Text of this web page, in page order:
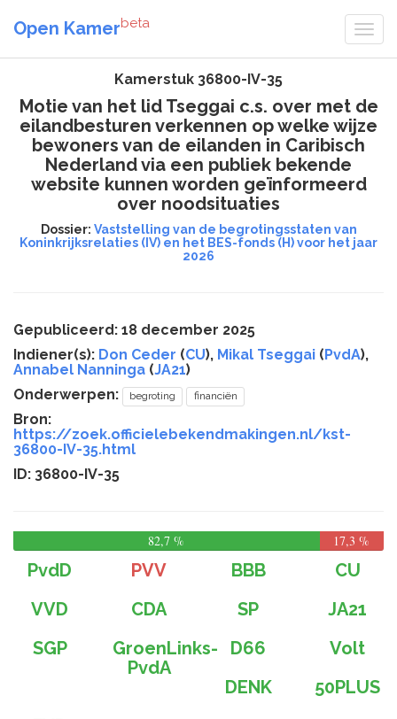
Open Kamerbeta
Kamerstuk 36800-IV-35
Motie van het lid Tseggai c.s. over met de
eilandbesturen verkennen op welke wijze
bewoners van de eilanden in Caribisch
Nederland via een publiek bekende
website kunnen worden geïnformeerd
over noodsituaties
Dossier: Vaststelling van de begrotingsstaten van
Koninkrijksrelaties (IV) en het BES-fonds (H) voor het jaar
2026
Gepubliceerd: 18 december 2025
Indiener(s): Don Ceder (CU), Mikal Tseggai (PvdA),
Annabel Nanninga (JA21)
Onderwerpen:
begroting financiën
Bron:
https://zoek.officielebekendmakingen.nl/kst-
36800-IV-35.html
ID: 36800-IV-35
82,7 % 17,3 %
PvdD PVV BBB
CU
VVD
CDA SP
JA21
SGP
GroenLinks-
PvdA
D66
Volt
DENK
50PLUS